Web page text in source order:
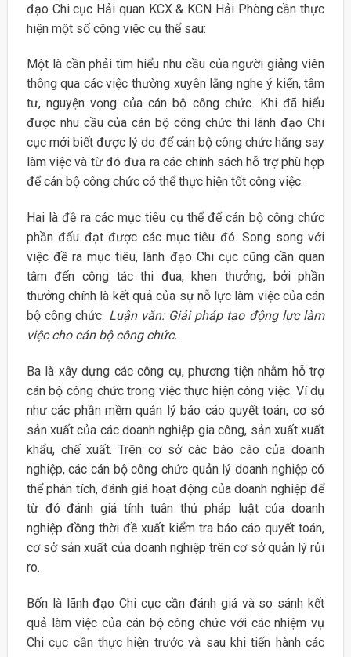
đạo Chi cục Hải quan KCX & KCN Hải Phòng cần thực
hiện một số công việc cụ thể sau:
Một là cần phải tìm hiểu nhu cầu của người giảng viên
thông qua các việc thường xuyên lắng nghe ý kiến, tâm
tư, nguyện vọng của cán bộ công chức. Khi đã hiểu
được nhu cầu của cán bộ công chức thì lãnh đạo Chi
cục mới biết được lý do để cán bộ công chức hăng say
làm việc và từ đó đưa ra các chính sách hỗ trợ phù hợp
để cán bộ công chức có thể thực hiện tốt công việc.
Hai là đề ra các mục tiêu cụ thể để cán bộ công chức
phần đấu đạt được các mục tiêu đó. Song song với
việc đề ra mục tiêu, lãnh đạo Chi cục cũng cần quan
tâm đến công tác thi đua, khen thưởng, bởi phần
thưởng chính là kết quả của sự nỗ lực làm việc của cán
bộ công chức. Luận văn: Giải pháp tạo động lực làm
việc cho cán bộ công chức.
Ba là xây dựng các công cụ, phương tiện nhằm hỗ trợ
cán bộ công chức trong việc thực hiện công việc. Ví dụ
như các phần mềm quản lý báo cáo quyết toán, cơ sở
sản xuất của các doanh nghiệp gia công, sản xuất xuất
khẩu, chế xuất. Trên cơ sở các báo cáo của doanh
nghiệp, các cán bộ công chức quản lý doanh nghiệp có
thể phân tích, đánh giá hoạt động của doanh nghiệp để
từ đó đánh giá tính tuân thủ pháp luật của doanh
nghiệp đồng thời đề xuất kiểm tra báo cáo quyết toán,
cơ sở sản xuất của doanh nghiệp trên cơ sở quản lý rủi
ro.
Bốn là lãnh đạo Chi cục cần đánh giá và so sánh kết
quả làm việc của cán bộ công chức với các nhiệm vụ
Chi cục cần thực hiện trước và sau khi tiến hành các